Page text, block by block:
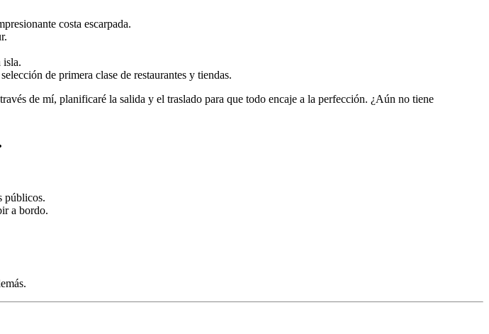
costa escarpada.
isla.
de primera clase de restaurantes y tiendas.
de mí, planificaré la salida y el traslado para que todo encaje a la perfección. ¿Aún no tiene
públicos.
a bordo.